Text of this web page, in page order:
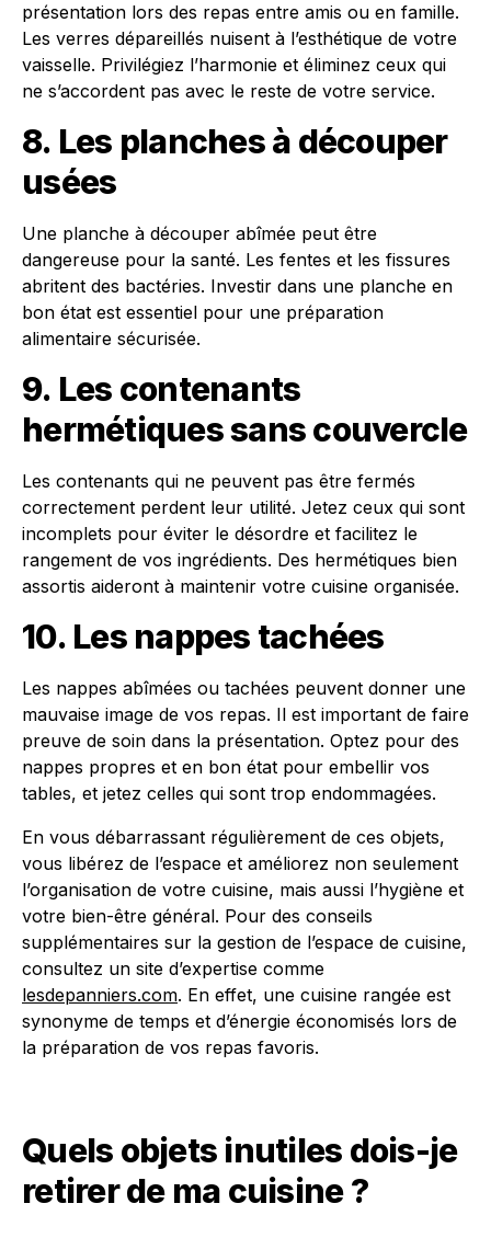
présentation lors des repas entre amis ou en famille.
Les verres dépareillés nuisent à l’esthétique de votre
vaisselle. Privilégiez l’harmonie et éliminez ceux qui
ne s’accordent pas avec le reste de votre service.
8. Les planches à découper
usées
Une planche à découper abîmée peut être
dangereuse pour la santé. Les fentes et les fissures
abritent des bactéries. Investir dans une planche en
bon état est essentiel pour une préparation
alimentaire sécurisée.
9. Les contenants
hermétiques sans couvercle
Les contenants qui ne peuvent pas être fermés
correctement perdent leur utilité. Jetez ceux qui sont
incomplets pour éviter le désordre et facilitez le
rangement de vos ingrédients. Des hermétiques bien
assortis aideront à maintenir votre cuisine organisée.
10. Les nappes tachées
Les nappes abîmées ou tachées peuvent donner une
mauvaise image de vos repas. Il est important de faire
preuve de soin dans la présentation. Optez pour des
nappes propres et en bon état pour embellir vos
tables, et jetez celles qui sont trop endommagées.
En vous débarrassant régulièrement de ces objets,
vous libérez de l’espace et améliorez non seulement
l’organisation de votre cuisine, mais aussi l’hygiène et
votre bien-être général. Pour des conseils
supplémentaires sur la gestion de l’espace de cuisine,
consultez un site d’expertise comme
lesdepanniers.com. En effet, une cuisine rangée est
synonyme de temps et d’énergie économisés lors de
la préparation de vos repas favoris.
Quels objets inutiles dois-je
retirer de ma cuisine ?